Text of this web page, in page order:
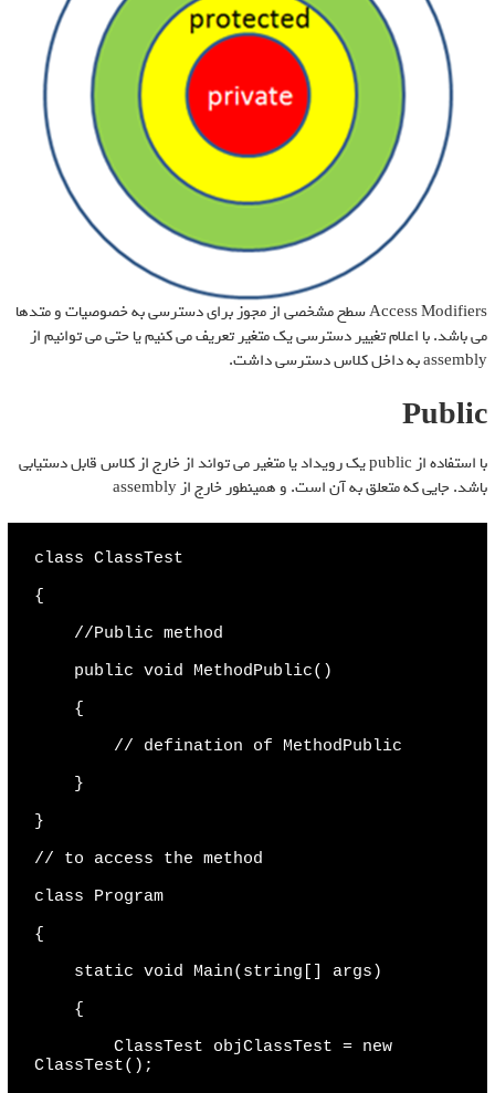
Access Modifiers سطح مشخصی از مجوز برای دسترسی به خصوصیات و متدها
می باشد. با اعلام تغییر دسترسی یک متغیر تعریف می کنیم یا حتی می توانیم از
assembly به داخل کلاس دسترسی داشت.
Public
با استفاده از public یک رویداد یا متغیر می تواند از خارج از کلاس قابل دستیابی
باشد. جایی که متعلق به آن است. و همینطور خارج از assembly
class ClassTest
{
//Public method
public void MethodPublic()
{
// defination of MethodPublic
}
}
// to access the method
class Program
{
static void Main(string[] args)
{
ClassTest objClassTest = new
ClassTest();